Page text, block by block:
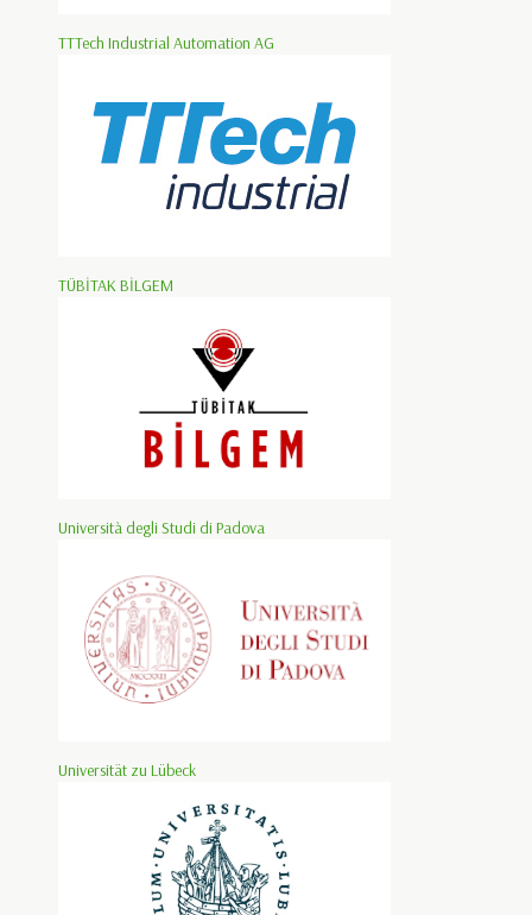
TTTech Industrial Automation AG
TÜBİTAK BİLGEM
Università degli Studi di Padova
Universität zu Lübeck